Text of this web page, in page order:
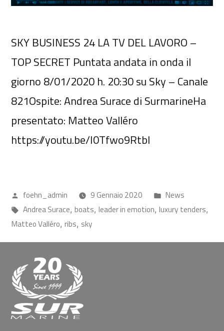
SKY BUSINESS 24 LA TV DEL LAVORO –
TOP SECRET Puntata andata in onda il
giorno 8/01/2020 h. 20:30 su Sky – Canale
821Ospite: Andrea Surace di SurmarineHa
presentato: Matteo Valléro
https://youtu.be/I0Tfwo9RtbI
foehn_admin 9 Gennaio 2020
News
Andrea Surace, boats, leader in emotion, luxury tenders,
Matteo Valléro, ribs, sky